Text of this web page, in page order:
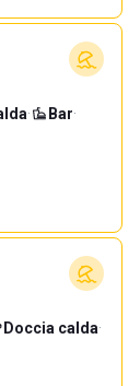
· Bar·
Doccia calda·